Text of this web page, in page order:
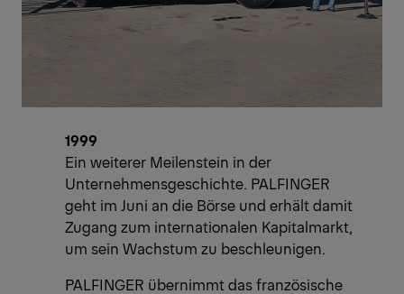
1999
Ein weiterer Meilenstein in der
Unternehmensgeschichte. PALFINGER
geht im Juni an die Börse und erhält damit
Zugang zum internationalen Kapitalmarkt,
um sein Wachstum zu beschleunigen.
PALFINGER übernimmt das französische